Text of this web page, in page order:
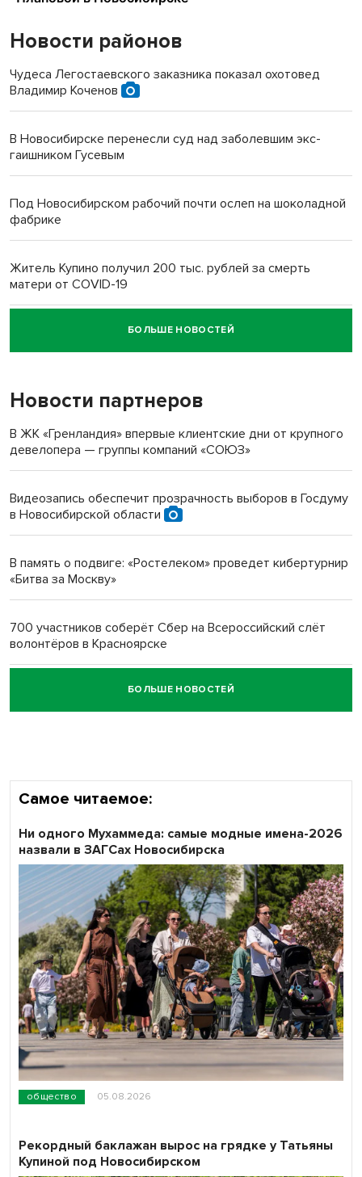
Новости районов
Чудеса Легостаевского заказника показал охотовед
Владимир Коченов
В Новосибирске перенесли суд над заболевшим экс-
гаишником Гусевым
Под Новосибирском рабочий почти ослеп на шоколадной
фабрике
Житель Купино получил 200 тыс. рублей за смерть
матери от COVID-19
Новосибирский суд наказал водителя за смерть
пенсионерки на вокзале
«Мы живём на пастбище!»: в новосибирском селе лошади
терроризируют жителей
Инвалид получил условный срок за избиение врачей
Новосибирский преподаватель с женой вошли в топ-16
Обновлённое отделение ВТБ открылось в Искитиме
БОЛЬШЕ НОВОСТЕЙ
Новости партнеров
В ЖК «Гренландия» впервые клиентские дни от крупного
девелопера — группы компаний «СОЮЗ»
Видеозапись обеспечит прозрачность выборов в Госдуму
в Новосибирской области
В память о подвиге: «Ростелеком» проведет кибертурнир
«Битва за Москву»
700 участников соберёт Сбер на Всероссийский слёт
волонтёров в Красноярске
Честный выбор: видеонаблюдение обеспечит
объективность результатов ЕДГ в Новосибирской
БОЛЬШЕ НОВОСТЕЙ
Самое читаемое:
общество 05.08.2026
Ни одного Мухаммеда: самые модные имена-2026
назвали в ЗАГСах Новосибирска
Рекордный баклажан вырос на грядке у Татьяны
Купиной под Новосибирском